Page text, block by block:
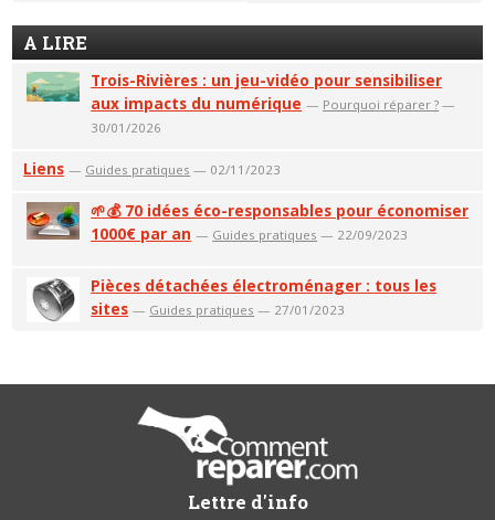
A LIRE
Trois-Rivières : un jeu-vidéo pour sensibiliser
aux impacts du numérique — Pourquoi réparer ? —
30/01/2026
Liens — Guides pratiques — 02/11/2023
🌱💰 70 idées éco-responsables pour économiser
1000€ par an — Guides pratiques — 22/09/2023
Pièces détachées électroménager : tous les
sites — Guides pratiques — 27/01/2023
Lettre d'info